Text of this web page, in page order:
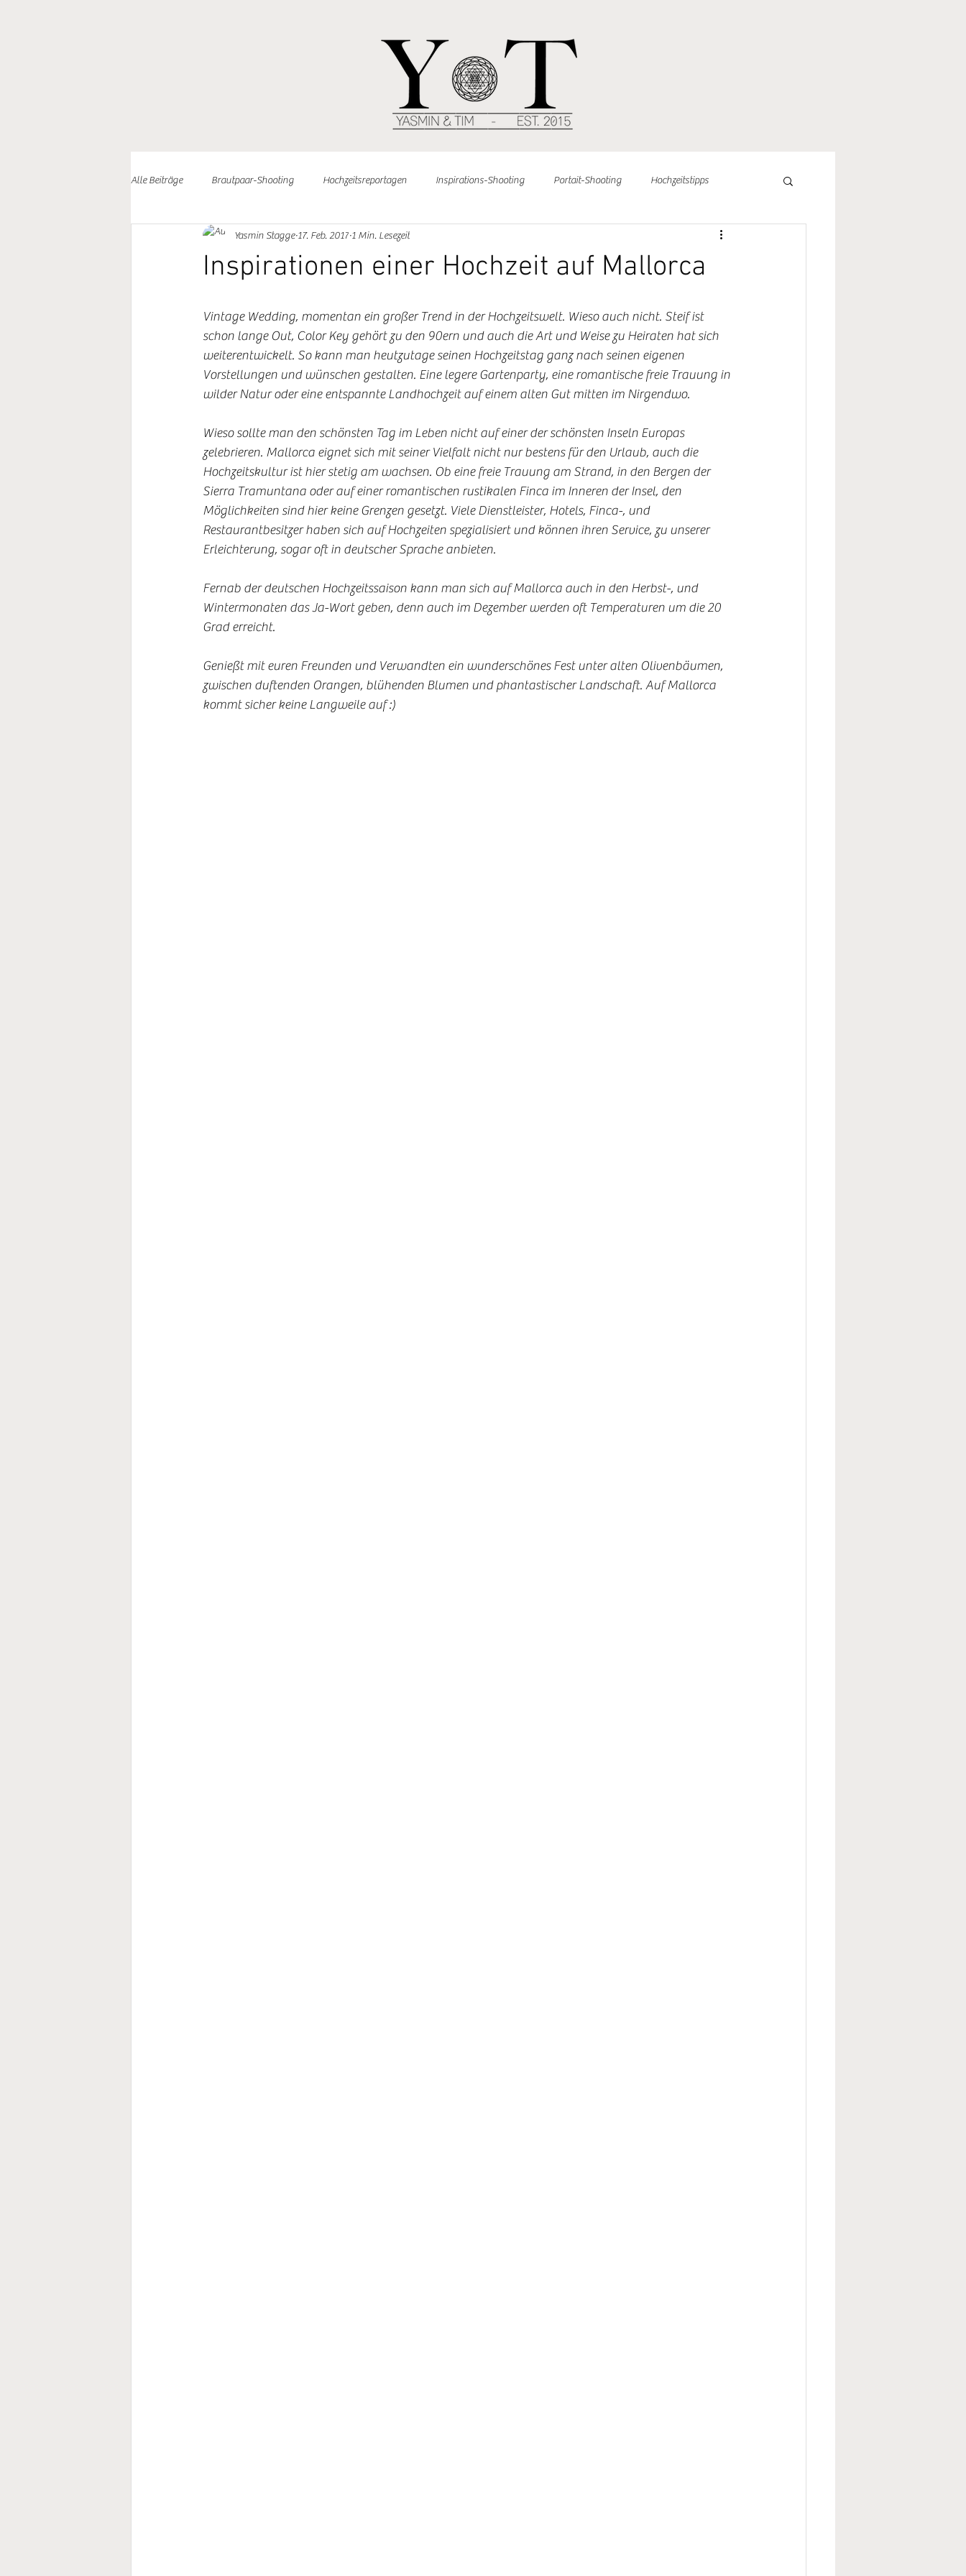
Alle Beiträge Brautpaar-Shooting Hochzeitsreportagen Inspirations-Shooting Portait-Shooting Hochzeitstipps
Engagement-Shooting Loslegen Ihre Community
Inspirationen einer Hochzeit auf Mallorca
Yasmin Stagge 17. Feb. 2017 1 Min. Lesezeit
Vintage Wedding, momentan ein großer Trend in der Hochzeitswelt. Wieso auch nicht. Steif ist
schon lange Out, Color Key gehört zu den 90ern und auch die Art und Weise zu Heiraten hat sich
weiterentwickelt. So kann man heutzutage seinen Hochzeitstag ganz nach seinen eigenen
Vorstellungen und wünschen gestalten. Eine legere Gartenparty, eine romantische freie Trauung in
wilder Natur oder eine entspannte Landhochzeit auf einem alten Gut mitten im Nirgendwo.
Wieso sollte man den schönsten Tag im Leben nicht auf einer der schönsten Inseln Europas
zelebrieren. Mallorca eignet sich mit seiner Vielfalt nicht nur bestens für den Urlaub, auch die
Hochzeitskultur ist hier stetig am wachsen. Ob eine freie Trauung am Strand, in den Bergen der
Sierra Tramuntana oder auf einer romantischen rustikalen Finca im Inneren der Insel, den
Möglichkeiten sind hier keine Grenzen gesetzt. Viele Dienstleister, Hotels, Finca-, und
Restaurantbesitzer haben sich auf Hochzeiten spezialisiert und können ihren Service, zu unserer
Erleichterung, sogar oft in deutscher Sprache anbieten.
Fernab der deutschen Hochzeitssaison kann man sich auf Mallorca auch in den Herbst-, und
Wintermonaten das Ja-Wort geben, denn auch im Dezember werden oft Temperaturen um die 20
Grad erreicht.
Genießt mit euren Freunden und Verwandten ein wunderschönes Fest unter alten Olivenbäumen,
zwischen duftenden Orangen, blühenden Blumen und phantastischer Landschaft. Auf Mallorca
kommt sicher keine Langweile auf :)